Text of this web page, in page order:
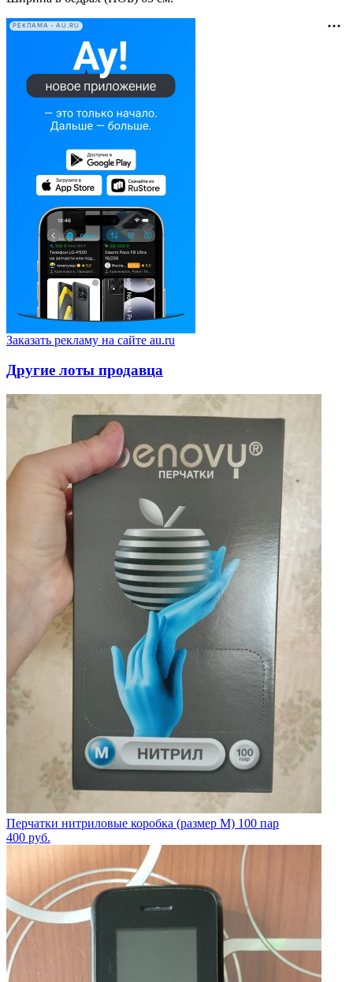
РЕКЛАМА • AU.RU
Заказать рекламу на сайте au.ru
Другие лоты продавца
Перчатки нитриловые коробка (размер M) 100 пар
400 руб.